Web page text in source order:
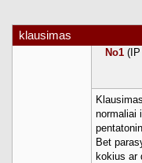
klausimas
No1 (IP
normaliai
Bet
kokius ar